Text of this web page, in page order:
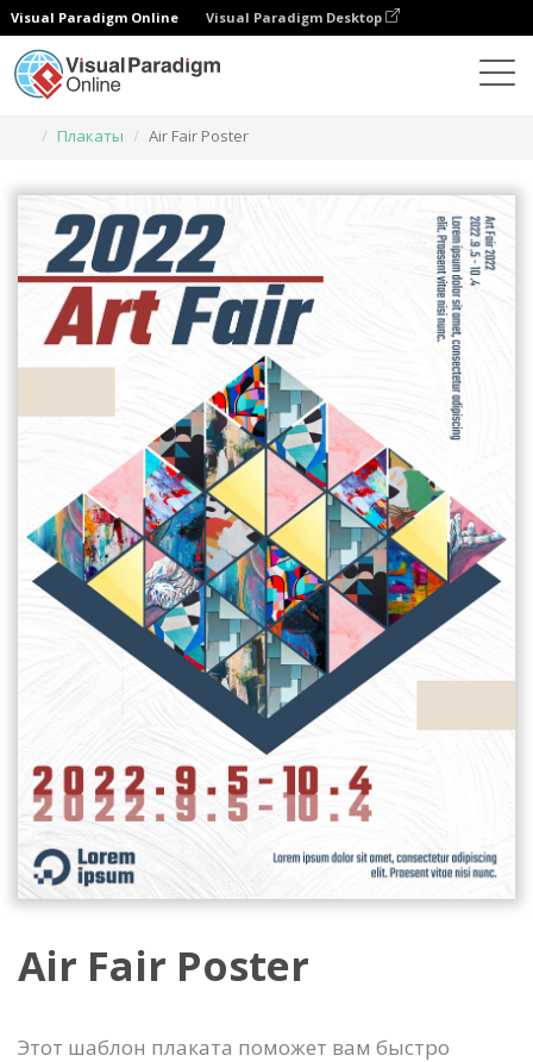
Visual Paradigm Online Visual Paradigm Desktop
Плакаты
Air Fair Poster
Air Fair Poster
Этот шаблон плаката поможет вам быстро